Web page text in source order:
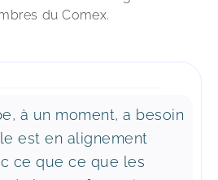
du Comex.
à un moment, a besoin
est en alignement
ce que ce que les